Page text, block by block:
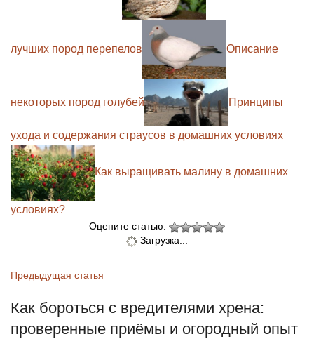
лучших пород перепелов Описание
некоторых пород голубей Принципы
ухода и содержания страусов в домашних условиях
Как выращивать малину в домашних
условиях?
Оцените статью:
Загрузка...
Предыдущая статья
Как бороться с вредителями хрена:
проверенные приёмы и огородный опыт